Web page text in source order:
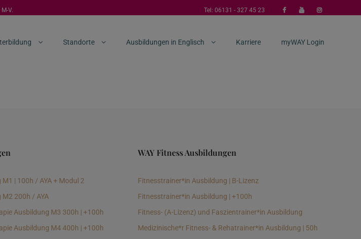
V. Tel: 06131 - 327 45 23
Standorte Ausbildungen in Englisch Karriere myWAY Login
| 100h / AYA + Modul 2
200h / AYA
Ausbildung M3 300h | +100h
Ausbildung M4 400h | +100h
WAY Fitness Ausbildungen
Fitnesstrainer*in Ausbildung | B-Lizenz
Fitnesstrainer*in Ausbildung | +100h
Fitness- (A-Lizenz) und Faszientrainer*in Ausbildung
Medizinische*r Fitness- & Rehatrainer*in Ausbildung | 50h